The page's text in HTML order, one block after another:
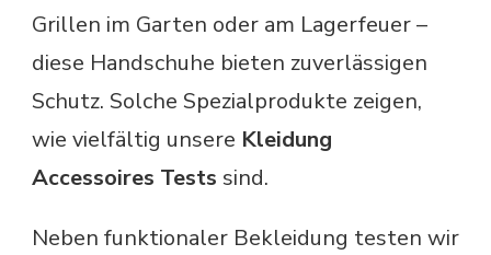
Grillen im Garten oder am Lagerfeuer –
diese Handschuhe bieten zuverlässigen
Schutz. Solche Spezialprodukte zeigen,
wie vielfältig unsere Kleidung
Accessoires Tests sind.
Neben funktionaler Bekleidung testen wir